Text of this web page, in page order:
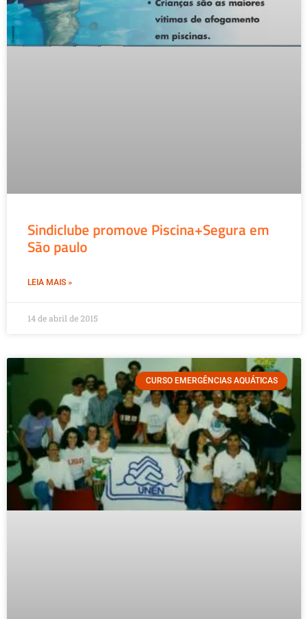
Sindiclube promove Piscina+Segura em
São paulo
LEIA MAIS »
14 de abril de 2015
CURSO EMERGÊNCIAS AQUÁTICAS